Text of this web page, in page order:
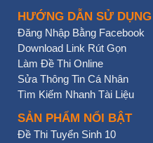
HƯỚNG DẪN SỬ DỤNG
Đăng Nhập Bằng Facebook
Download Link Rút Gọn
Làm Đề Thi Online
Sửa Thông Tin Cá Nhân
Tìm Kiếm Nhanh Tài Liệu
SẢN PHẨM NỔI BẬT
Đề Thi Tuyển Sinh 10